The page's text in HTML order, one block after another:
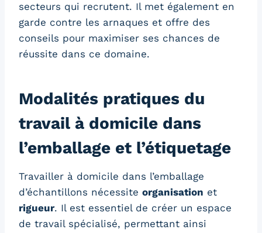
secteurs qui recrutent. Il met également en
garde contre les arnaques et offre des
conseils pour maximiser ses chances de
réussite dans ce domaine.
Modalités pratiques du
travail à domicile dans
l’emballage et l’étiquetage
Travailler à domicile dans l’emballage
d’échantillons nécessite organisation et
rigueur. Il est essentiel de créer un espace
de travail spécialisé, permettant ainsi